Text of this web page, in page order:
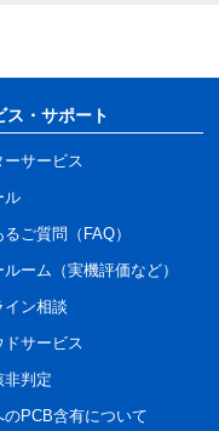
ス・サポート
ーサービス
ル
ご質問（FAQ）
ルーム（実機評価など）
イン相談
ドサービス
非判定
のPCB含有について